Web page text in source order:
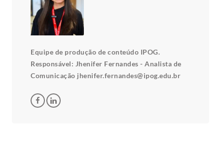
Equipe de produção de conteúdo IPOG.
Responsável: Jhenifer Fernandes - Analista de
Comunicação jhenifer.fernandes@ipog.edu.br